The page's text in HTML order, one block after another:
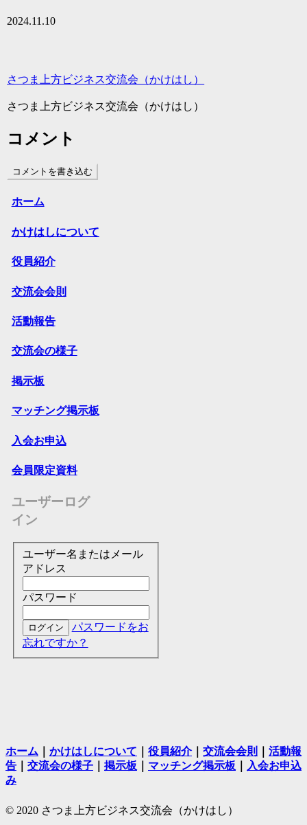
2024.11.10
さつま上方ビジネス交流会（かけはし）
さつま上方ビジネス交流会（かけはし）
コメント
コメントを書き込む
ホーム
かけはしについて
役員紹介
交流会会則
活動報告
交流会の様子
掲示板
マッチング掲示板
入会お申込
会員限定資料
ユーザーログ
イン
ユーザー名またはメール
アドレス
パスワード
パスワードをお
忘れですか？
ホーム かけはしについて 役員紹介｜ 交流会会則
活動報
告
交流会の様子 掲示板 マッチング掲示板
入会お申込
み
© 2020 さつま上方ビジネス交流会（かけはし）